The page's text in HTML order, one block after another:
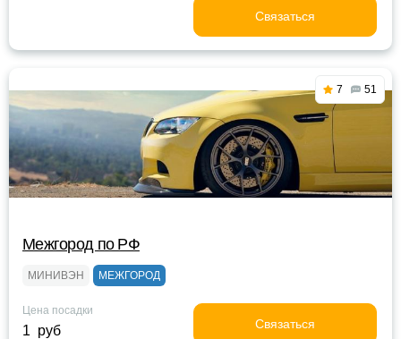
Связаться
7 51
Mежгород по PФ
МИНИВЭН МЕЖГОРОД
Цена посадки
1 руб Связаться